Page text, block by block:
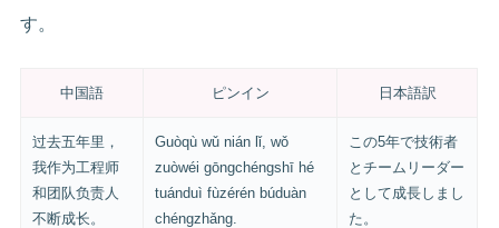
す。
中国語 ピンイン 日本語訳
过去五年里，
我作为工程师
和团队负责人
不断成长。
Guòqù wǔ nián lǐ, wǒ
zuòwéi gōngchéngshī hé
tuánduì fùzérén búduàn
chéngzhǎng.
この5年で技術者
とチームリーダー
として成長しまし
た。